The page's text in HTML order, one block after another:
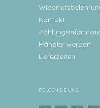
Kontakt
Händler werden
Lieferzeiten
FOLGEN SIE UNS